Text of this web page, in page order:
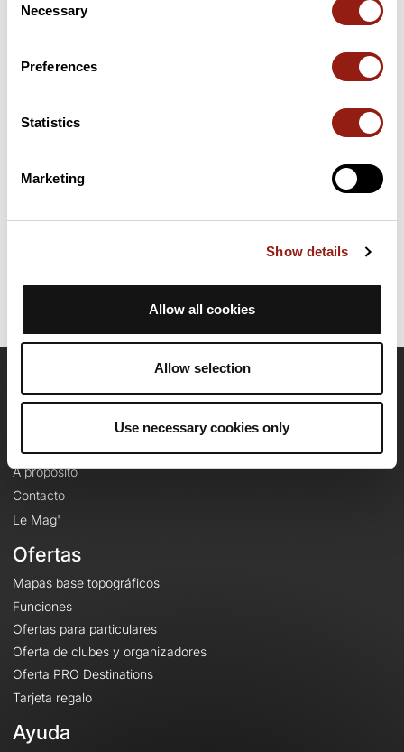
Selection
Necessary
Preferences
Statistics
Marketing
Show details
Allow all cookies
Allow selection
Use necessary cookies only
Descubre este recorrido de bicicleta de 61,3 km cerca de
por carreteras. Presenta un desnivel acumulado de más de
710m. Calcula unas 2 horas y 52 minutos para completar esta
Última actualización de la ficha de ruta: 25 de septiembre de 2024
OpenRunner
Empleo
A proposito
Contacto
Le Mag'
Ofertas
Mapas base topográficos
Funciones
Ofertas para particulares
Oferta de clubes y organizadores
Oferta PRO Destinations
Tarjeta regalo
Ayuda